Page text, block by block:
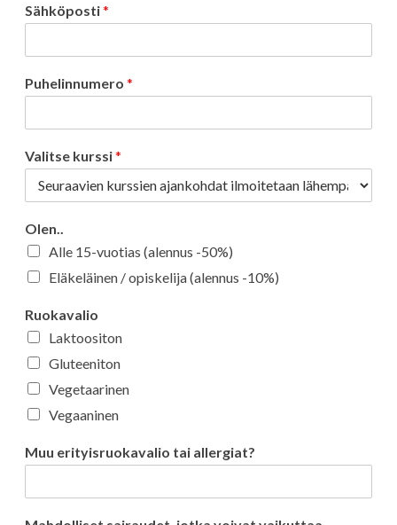
Sähköposti*
Puhelinnumero *
Valitse kurssi*
Olen..
Alle 15-vuotias (alennus -50%)
Eläkeläinen / opiskelija (alennus -10%)
Ruokavalio
Laktoositon
Gluteeniton
Vegetaarinen
Vegaaninen
Muu erityisruokavalio tai allergiat?